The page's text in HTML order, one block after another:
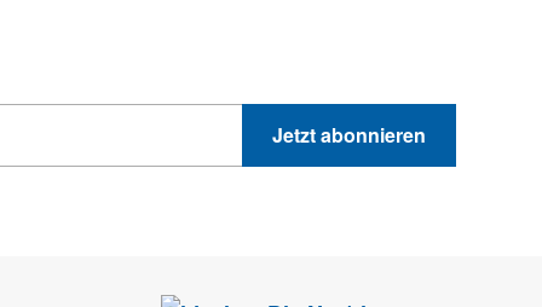
Jetzt abonnieren